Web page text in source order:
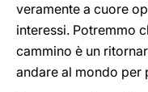
veramente a cuore
interessi. Potremmo
cammino è un
andare al mondo per